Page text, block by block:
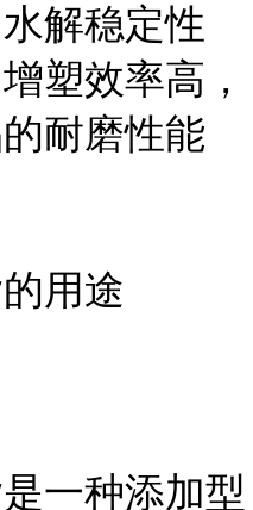
解稳定性
塑效率高，
耐磨性能
用途
一种添加型